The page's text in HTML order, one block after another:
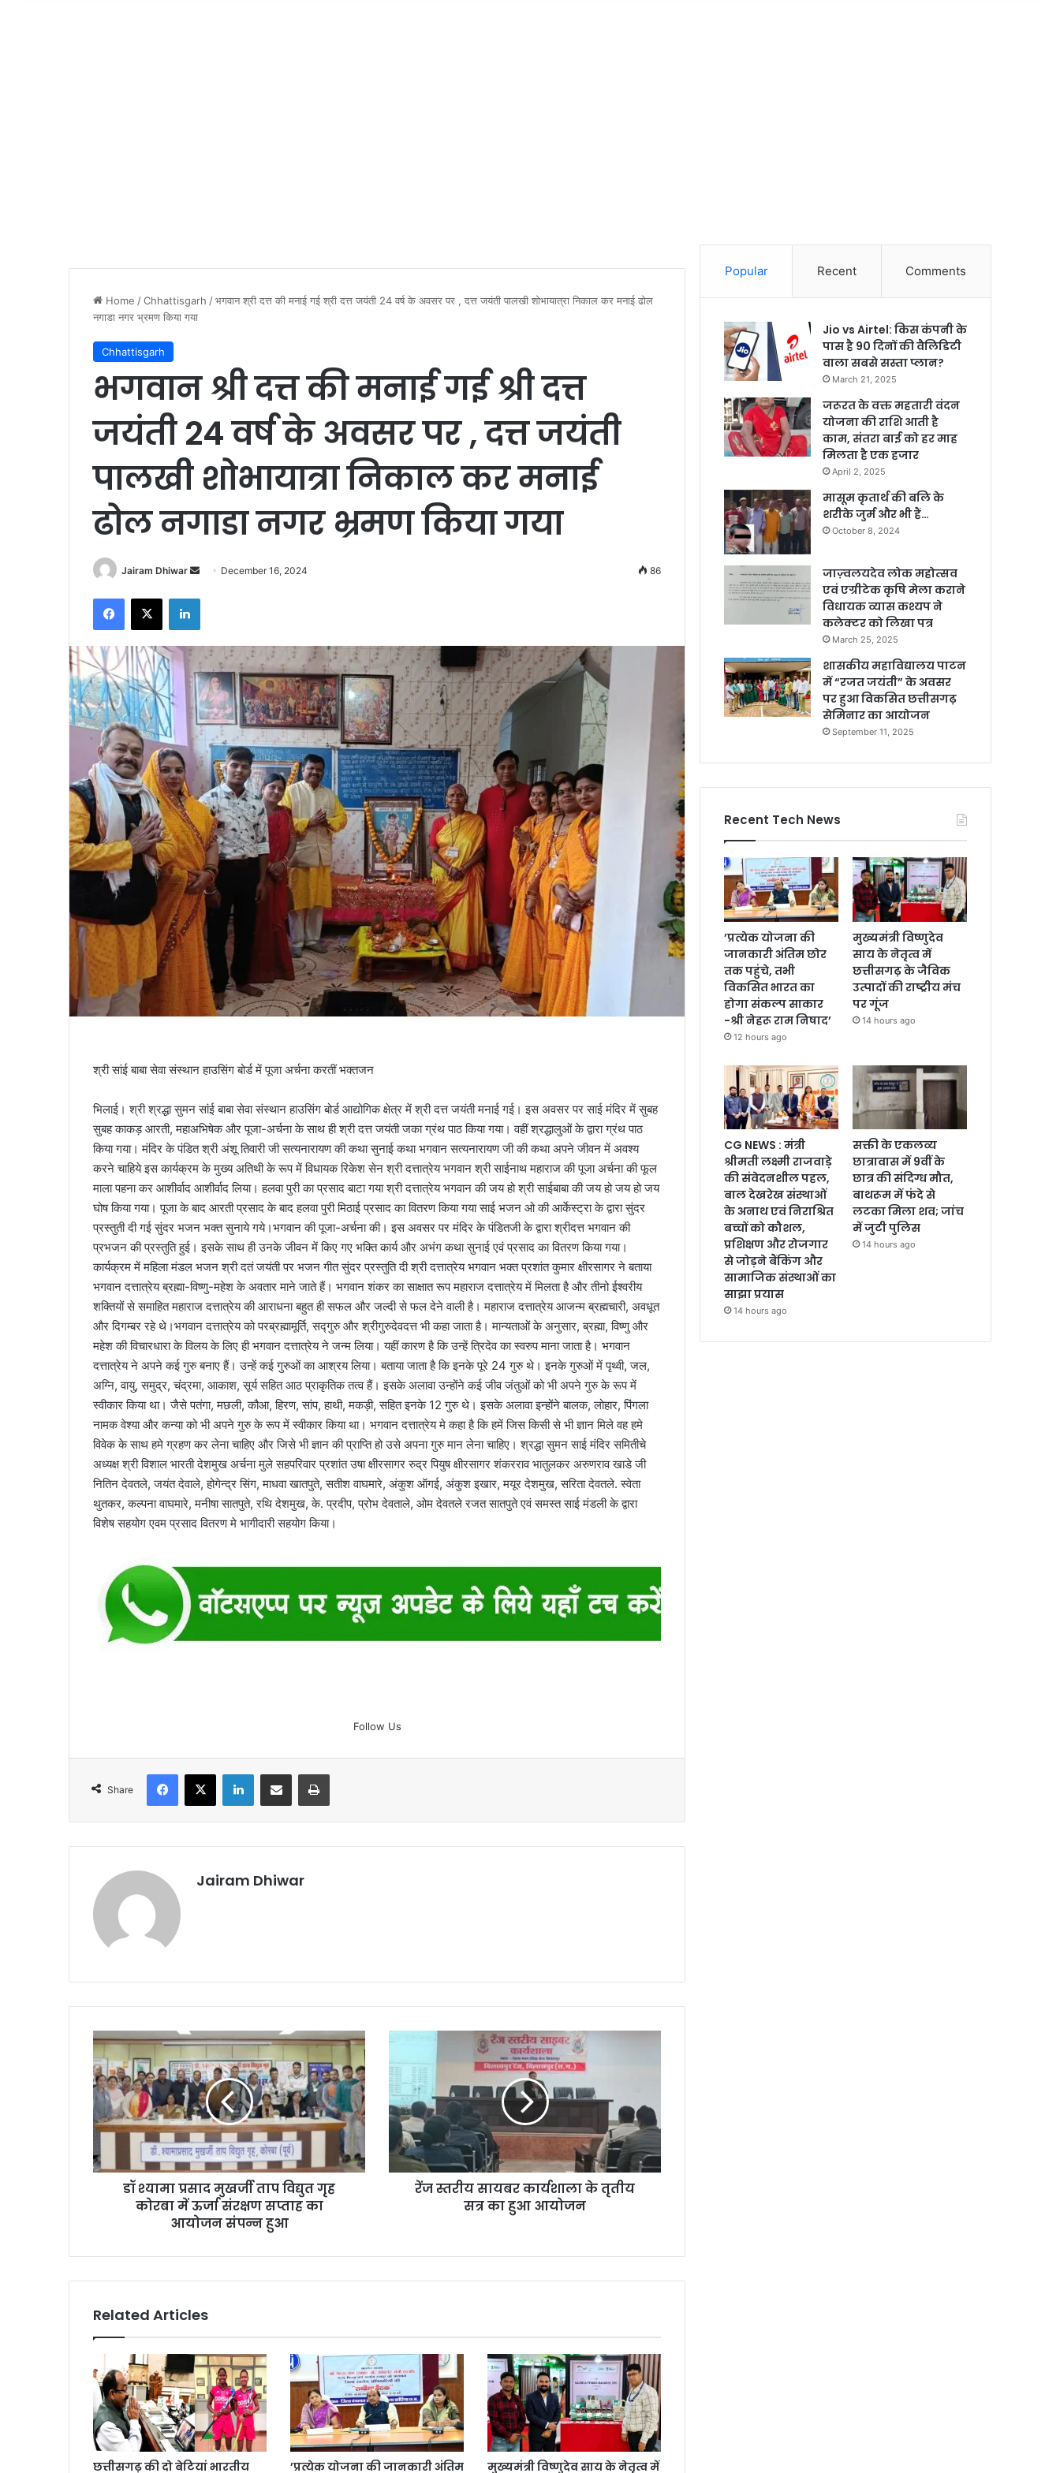
Home /Chhattisgarh /भगवान श्री दत्त की मनाई गई श्री दत्त जयंती 24 वर्ष के अवसर पर , दत्त जयंती पालखी शोभायात्रा निकाल कर मनाई ढोल
नगाडा नगर भ्रमण किया गया
Chhattisgarh
भगवान श्री दत्त की मनाई गई श्री दत्त
जयंती 24 वर्ष के अवसर पर , दत्त जयंती
पालखी शोभायात्रा निकाल कर मनाई
ढोल नगाडा नगर भ्रमण किया गया
Jairam Dhiwar
Send December 16, 2024 86
Facebook
X LinkedIn
श्री सांई बाबा सेवा संस्थान हाउसिंग बोर्ड में पूजा अर्चना करतीं भक्तजन
भिलाई। श्री श्रद्धा सुमन सांई बाबा सेवा संस्थान हाउसिंग बोर्ड आद्योगिक क्षेत्र में श्री दत्त जयंती मनाई गई। इस अवसर पर साई मंदिर में सुबह
सुबह काकड़ आरती, महाअभिषेक और पूजा-अर्चना के साथ ही श्री दत्त जयंती जका ग्रंथ पाठ किया गया। वहीं श्रद्धालुओं के द्वारा ग्रंथ पाठ
किया गया। मंदिर के पंडित श्री अंशू तिवारी जी सत्यनारायण की कथा सुनाई कथा भगवान सत्यनारायण जी की कथा अपने जीवन में अवश्य
करने चाहिये इस कार्यक्रम के मुख्य अतिथी के रूप में विधायक रिकेश सेन श्री दत्तात्रेय भगवान श्री साईनाथ महाराज की पूजा अर्चना की फूल
माला पहना कर आशीर्वाद आशीर्वाद लिया। हलवा पुरी का प्रसाद बाटा गया श्री दत्तात्रेय भगवान की जय हो श्री साईबाबा की जय हो जय हो जय
घोष किया गया। पूजा के बाद आरती प्रसाद के बाद हलवा पुरी मिठाई प्रसाद का वितरण किया गया साई भजन ओ की आर्केस्ट्रा के द्वारा सुंदर
प्रस्तुती दी गई सुंदर भजन भक्त सुनाये गये।भगवान की पूजा-अर्चना की। इस अवसर पर मंदिर के पंडितजी के द्वारा श्रीदत्त भगवान की
प्रभजन की प्रस्तुति हुई। इसके साथ ही उनके जीवन में किए गए भक्ति कार्य और अभंग कथा सुनाई एवं प्रसाद का वितरण किया गया।
कार्यक्रम में महिला मंडल भजन श्री दतं जयंती पर भजन गीत सुंदर प्रस्तुति दी श्री दत्तात्रेय भगवान भक्त प्रशांत कुमार क्षीरसागर ने बताया
भगवान दत्तात्रेय ब्रह्मा-विष्णु-महेश के अवतार माने जाते हैं। भगवान शंकर का साक्षात रूप महाराज दत्तात्रेय में मिलता है और तीनो ईश्वरीय
शक्तियों से समाहित महाराज दत्तात्रेय की आराधना बहुत ही सफल और जल्दी से फल देने वाली है। महाराज दत्तात्रेय आजन्म ब्रह्मचारी, अवधूत
और दिगम्बर रहे थे।भगवान दत्तात्रेय को परब्रह्मामूर्ति, सद्गुरु और श्रीगुरुदेवदत्त भी कहा जाता है। मान्यताओं के अनुसार, ब्रह्मा, विष्णु और
महेश की विचारधारा के विलय के लिए ही भगवान दत्तात्रेय ने जन्म लिया। यहीं कारण है कि उन्हें त्रिदेव का स्वरुप माना जाता है। भगवान
दत्तात्रेय ने अपने कई गुरु बनाए हैं। उन्हें कई गुरुओं का आश्रय लिया। बताया जाता है कि इनके पूरे 24 गुरु थे। इनके गुरुओं में पृथ्वी, जल,
अग्नि, वायु, समुद्र, चंद्रमा, आकाश, सूर्य सहित आठ प्राकृतिक तत्व हैं। इसके अलावा उन्होंने कई जीव जंतुओं को भी अपने गुरु के रूप में
स्वीकार किया था। जैसे पतंगा, मछली, कौआ, हिरण, सांप, हाथी, मकड़ी, सहित इनके 12 गुरु थे। इसके अलावा इन्होंने बालक, लोहार, पिंगला
नामक वेश्या और कन्या को भी अपने गुरु के रूप में स्वीकार किया था। भगवान दत्तात्रेय मे कहा है कि हमें जिस किसी से भी ज्ञान मिले वह हमे
विवेक के साथ हमे ग्रहण कर लेना चाहिए और जिसे भी ज्ञान की प्राप्ति हो उसे अपना गुरु मान लेना चाहिए। श्रद्धा सुमन साई मंदिर समितीचे
अध्यक्ष श्री विशाल भारती देशमुख अर्चना मुले सहपरिवार प्रशांत उषा क्षीरसागर रुद्र पियुष क्षीरसागर शंकरराव भातुलकर अरुणराव खाडे जी
नितिन देवतले, जयंत देवाले, होगेन्द्र सिंग, माधवा खातपुते, सतीश वाघमारे, अंकुश ऑगई, अंकुश इखार, मयूर देशमुख, सरिता देवतले. स्वेता
थुतकर, कल्पना वाघमारे, मनीषा सातपुते, रथि देशमुख, के. प्रदीप, प्रोभ देवताले, ओम देवतले रजत सातपुते एवं समस्त साई मंडली के द्वारा
विशेष सहयोग एवम प्रसाद वितरण मे भागीदारी सहयोग किया।
Follow Us
Share
Facebook
X LinkedInShare via Email Print
Jairam Dhiwar
डॉ
श्यामा
प्रसाद
मुखर्जी
ताप
विद्युत
गृह
कोरबा
में
डॉ श्यामा प्रसाद मुखर्जी ताप विद्युत गृह
कोरबा में ऊर्जा संरक्षण सप्ताह का
आयोजन संपन्न हुआ
सायबर
कार्यशाला
के
तृतीय
सत्र
का
हुआ
आयोजनरेंज स्तरीय सायबर कार्यशाला के तृतीय
सत्र का हुआ आयोजन
Related Articles
छत्तीसगढ़ की दो बेटियां भारतीय ’प्रत्येक योजना की जानकारी अंतिम मुख्यमंत्री विष्णुदेव साय के नेतृत्व में
Popular Recent Comments
Jio vs Airtel: किस कंपनी के
पास है 90 दिनों की वैलिडिटी
वाला सबसे सस्ता प्लान?
March 21, 2025
जरूरत के वक्त महतारी वंदन
योजना की राशि आती है
काम, संतरा बाई को हर माह
मिलता है एक हजार
April 2, 2025
मासूम कृतार्थ की बलि के
शरीके जुर्म और भी हैं…
October 8, 2024
जाज़्वलयदेव लोक महोत्सव
एवं एग्रीटेक कृषि मेला कराने
विधायक व्यास कश्यप ने
कलेक्टर को लिखा पत्र
March 25, 2025
शासकीय महाविद्यालय पाटन
में “रजत जयंती” के अवसर
पर हुआ विकसित छत्तीसगढ़
सेमिनार का आयोजन
September 11, 2025
Recent Tech News
’प्रत्येक योजना की
जानकारी अंतिम छोर
तक पहुंचे, तभी
विकसित भारत का
होगा संकल्प साकार
-श्री नेहरू राम निषाद’
12 hours ago
मुख्यमंत्री विष्णुदेव
साय के नेतृत्व में
छत्तीसगढ़ के जैविक
उत्पादों की राष्ट्रीय मंच
पर गूंज
14 hours ago
CG NEWS : मंत्री
श्रीमती लक्ष्मी राजवाड़े
की संवेदनशील पहल,
बाल देखरेख संस्थाओं
के अनाथ एवं निराश्रित
बच्चों को कौशल,
प्रशिक्षण और रोजगार
से जोड़ने बैंकिंग और
सामाजिक संस्थाओं का
साझा प्रयास
14 hours ago
सक्ती के एकलव्य
छात्रावास में 9वीं के
छात्र की संदिग्ध मौत,
बाथरूम में फंदे से
लटका मिला शव; जांच
में जुटी पुलिस
14 hours ago